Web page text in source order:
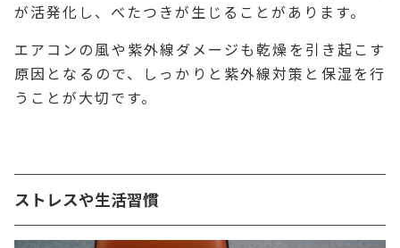
が活発化し、べたつきが生じることがあります。
エアコンの風や紫外線ダメージも乾燥を引き起こす
原因となるので、しっかりと紫外線対策と保湿を行
うことが大切です。
ストレスや生活習慣